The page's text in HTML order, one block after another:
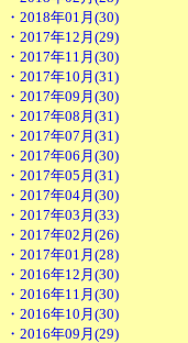
・2018年01月(30)
・2017年12月(29)
・2017年11月(30)
・2017年10月(31)
・2017年09月(30)
・2017年08月(31)
・2017年07月(31)
・2017年06月(30)
・2017年05月(31)
・2017年04月(30)
・2017年03月(33)
・2017年02月(26)
・2017年01月(28)
・2016年12月(30)
・2016年11月(30)
・2016年10月(30)
・2016年09月(29)